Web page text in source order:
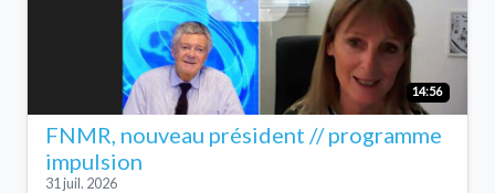
14:56
FNMR, nouveau président // programme
impulsion
31 juil. 2026